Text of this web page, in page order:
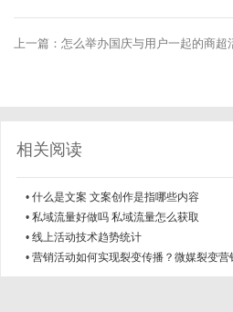
上一篇： 怎么举办国庆与用户一起的商超
相关阅读
• 什么是文案 文案创作是指哪些内容
• 私域流量好做吗 私域流量怎么获取
• 线上活动技术趋势统计
• 营销活动如何实现裂变传播？微媒裂变营